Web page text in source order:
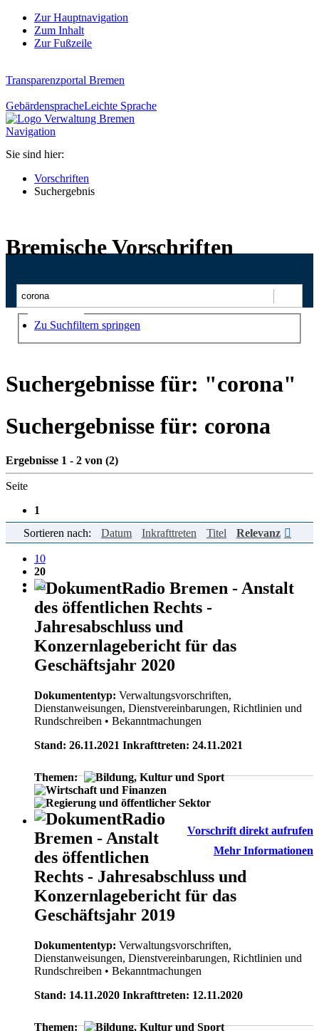
Zur Hauptnavigation
Zum Inhalt
Zur Fußzeile
Transparenzportal Bremen
GebärdenspracheLeichte Sprache
Navigation
Sie sind hier:
Vorschriften
Suchergebnis
Bremische Vorschriften
Suchen
Zu Suchfiltern springen
Suchergebnisse für: "corona"
Suchergebnisse für: corona
Ergebnisse 1 - 2 von (2)
Seite
1
Einträge pro Seite
10
20
50
Sortieren nach: Datum Inkrafttreten Titel Relevanz
Radio Bremen - Anstalt
des öffentlichen Rechts -
Jahresabschluss und
Konzernlagebericht für das
Geschäftsjahr 2020
Dokumententyp: Verwaltungsvorschriften,
Dienstanweisungen, Dienstvereinbarungen, Richtlinien und
Rundschreiben • Bekanntmachungen
Stand: 26.11.2021 Inkrafttreten: 24.11.2021
Themen:
Vorschrift direkt aufrufen
Mehr Informationen
Radio
Bremen - Anstalt
des öffentlichen
Rechts - Jahresabschluss und
Konzernlagebericht für das
Geschäftsjahr 2019
Dokumententyp: Verwaltungsvorschriften,
Dienstanweisungen, Dienstvereinbarungen, Richtlinien und
Rundschreiben • Bekanntmachungen
Stand: 14.11.2020 Inkrafttreten: 12.11.2020
Themen: